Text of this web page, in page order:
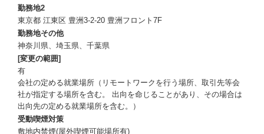
勤務地2
東京都 江東区 豊洲3-2-20 豊洲フロント7F
勤務地その他
神奈川県、埼玉県、千葉県
[変更の範囲]
有
会社の定める就業場所（リモートワークを行う場所、取引先等会
社が指定する場所を含む。 出向を命じることがあり、その場合は
出向先の定める就業場所を含む。）
受動喫煙対策
敷地内禁煙(屋外喫煙可能場所有)